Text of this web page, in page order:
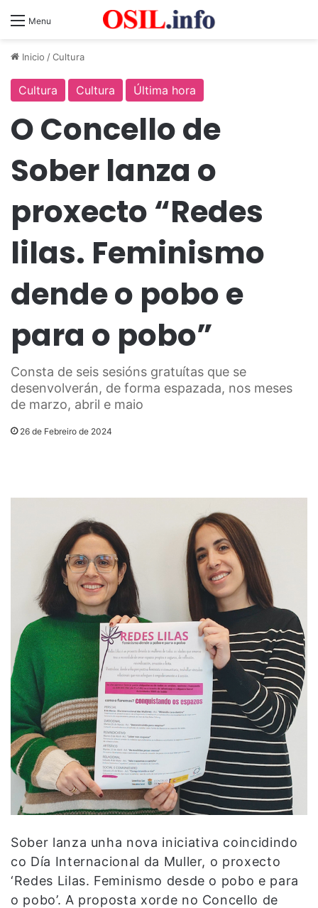
Menu
Inicio /Cultura
Cultura Cultura Última hora
O Concello de
Sober lanza o
proxecto “Redes
lilas. Feminismo
dende o pobo e
para o pobo”
Consta de seis sesións gratuítas que se
desenvolverán, de forma espazada, nos meses
de marzo, abril e maio
26 de Febreiro de 2024
Sober lanza unha nova iniciativa coincidindo
co Día Internacional da Muller, o proxecto
‘Redes Lilas. Feminismo desde o pobo e para
o pobo’. A proposta xorde no Concello de